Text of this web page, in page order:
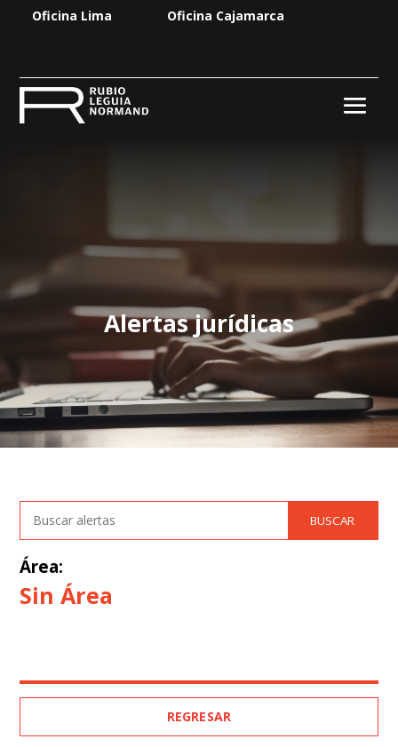
Oficina Lima Oficina Cajamarca
Alertas jurídicas
Área:
Sin Área
REGRESAR